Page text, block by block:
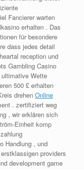
Fancierer warten
erhalten . Das
für besondere
dass jedes detail
reception und
Gambling Casino
Wette
500 £ erhalten
drehen Online
. zertifiziert weg
, wir erklären sich
Einheit komp
Handlung , und
providers
development game